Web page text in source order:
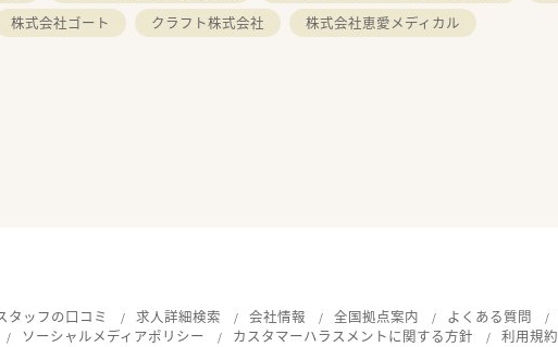
株式会社ゴート クラフト株式会社 株式会社恵愛メディカル
タッフの口コミ 求人詳細検索 会社情報 全国拠点案内 よくある質問
ソーシャルメディアポリシー カスタマーハラスメントに関する方針 利用規約